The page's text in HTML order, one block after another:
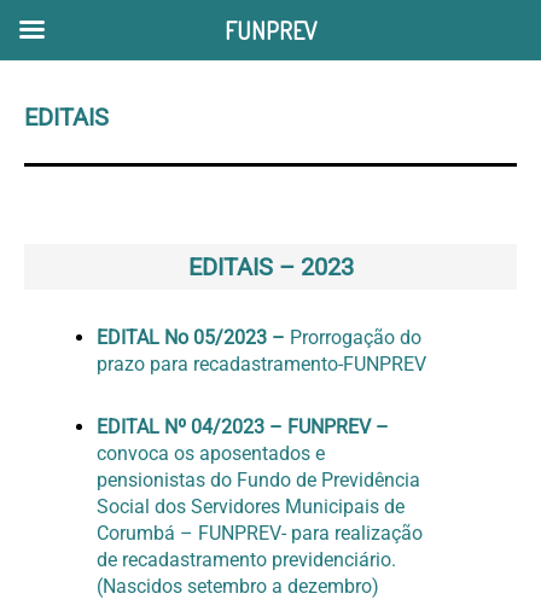
EDITAIS
EDITAIS – 2023
EDITAL No 05/2023 – Prorrogação do
prazo para recadastramento-FUNPREV
EDITAL Nº 04/2023 – FUNPREV –
convoca os aposentados e
pensionistas do Fundo de Previdência
Social dos Servidores Municipais de
Corumbá – FUNPREV- para realização
de recadastramento previdenciário.
(Nascidos setembro a dezembro)
FUNPREV